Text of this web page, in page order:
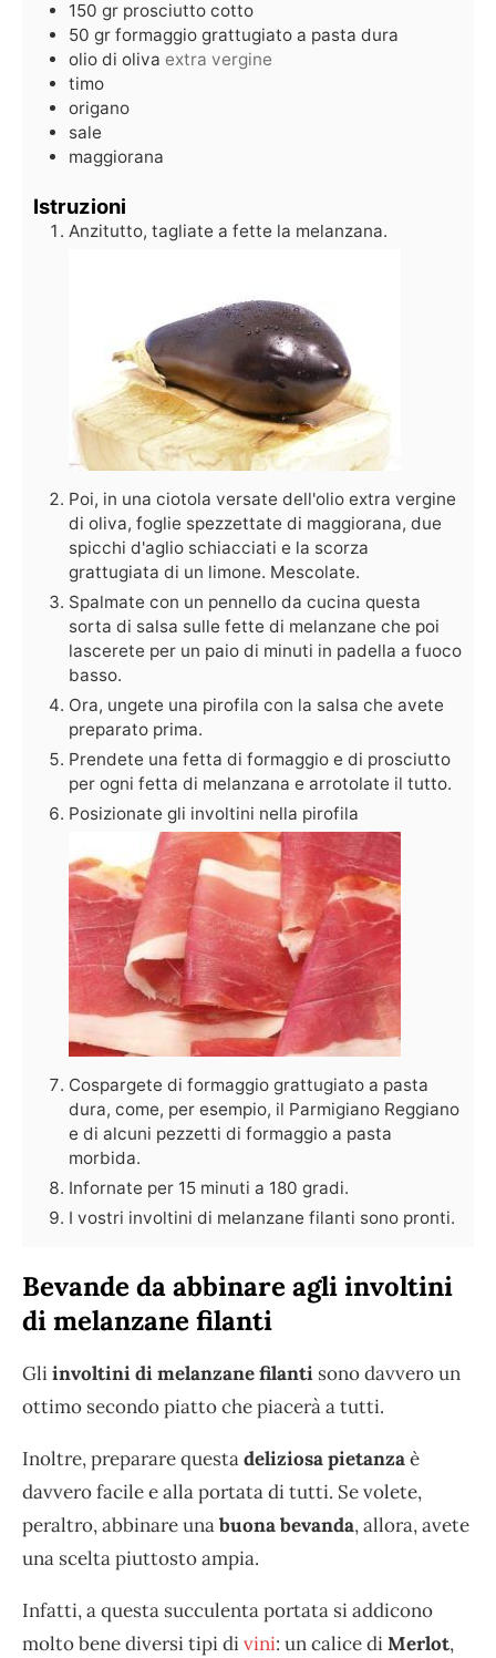
150 gr prosciutto cotto
50 gr formaggio grattugiato a pasta dura
olio di oliva extra vergine
timo
origano
sale
maggiorana
Istruzioni
Anzitutto, tagliate a fette la melanzana.
Poi, in una ciotola versate dell'olio extra vergine
di oliva, foglie spezzettate di maggiorana, due
spicchi d'aglio schiacciati e la scorza
grattugiata di un limone. Mescolate.
Spalmate con un pennello da cucina questa
sorta di salsa sulle fette di melanzane che poi
lascerete per un paio di minuti in padella a fuoco
basso.
Ora, ungete una pirofila con la salsa che avete
preparato prima.
Prendete una fetta di formaggio e di prosciutto
per ogni fetta di melanzana e arrotolate il tutto.
Posizionate gli involtini nella pirofila
Cospargete di formaggio grattugiato a pasta
dura, come, per esempio, il Parmigiano Reggiano
e di alcuni pezzetti di formaggio a pasta
morbida.
Infornate per 15 minuti a 180 gradi.
I vostri involtini di melanzane filanti sono pronti.
Bevande da abbinare agli involtini
di melanzane filanti
Gliinvoltini di melanzane filanti sono davvero un
ottimo secondo piatto che piacerà a tutti.
Inoltre, preparare questadeliziosa pietanzaè
davvero facile e alla portata di tutti. Se volete,
peraltro, abbinare unabuona bevanda, allora, avete
una scelta piuttosto ampia.
Infatti, a questa succulenta portata si addicono
molto bene diversi tipi divini: un calice diMerlot,